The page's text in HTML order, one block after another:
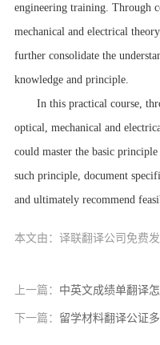
engineering training. Through
mechanical and electrical
further consolidate the
knowledge and principle.
In this practical course,
optical, mechanical and
could master the basic
such principle, document
and ultimately recommend
本文由：译联翻译公司免费
上一篇： 中英文成绩单翻译
下一篇： 留学材料翻译公证